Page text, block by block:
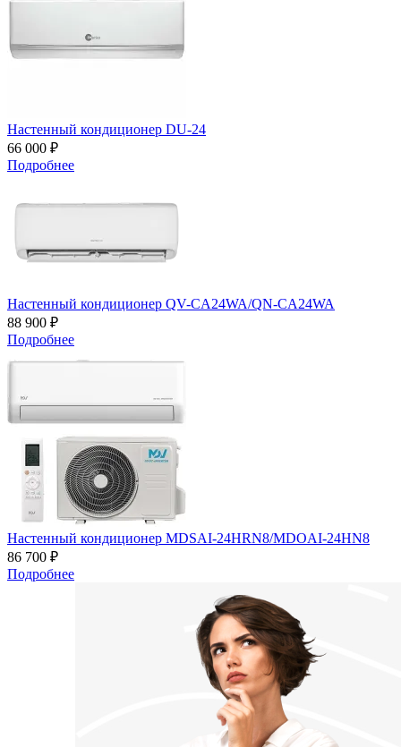
Настенный кондиционер DU-24
66 000 ₽
Подробнее
Настенный кондиционер QV-CA24WA/QN-CA24WA
88 900 ₽
Подробнее
Настенный кондиционер MDSAI-24HRN8/MDOAI-24HN8
86 700 ₽
Подробнее